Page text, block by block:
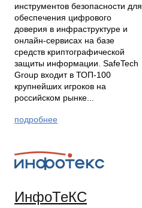
инструментов безопасности для
обеспечения цифрового
доверия в инфраструктуре и
онлайн-сервисах на базе
средств криптографической
защиты информации. SafeTech
Group входит в ТОП-100
крупнейших игроков на
российском рынке...
подробнее
ИнфоТеКС